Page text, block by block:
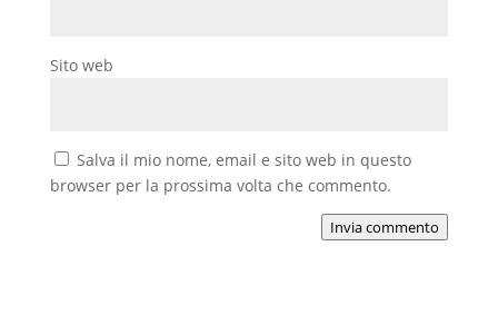
Sito web
Salva il mio nome, email e sito web in questo
browser per la prossima volta che commento.
Invia commento